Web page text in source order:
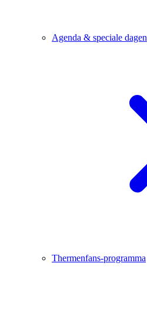
Agenda & speciale dagen
Thermenfans-programma